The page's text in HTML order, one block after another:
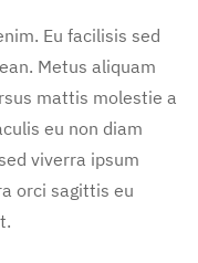
Eu facilisis sed
Metus aliquam
mattis molestie a
eu non diam
viverra ipsum
orci sagittis eu